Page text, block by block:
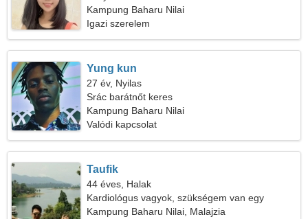
Kampung Baharu Nilai
Igazi szerelem
Yung kun
27 év, Nyilas
Srác barátnőt keres
Kampung Baharu Nilai
Valódi kapcsolat
Taufik
44 éves, Halak
Kardiológus vagyok, szükségem van egy
gyönyörű nőre
Kampung Baharu Nilai, Malajzia